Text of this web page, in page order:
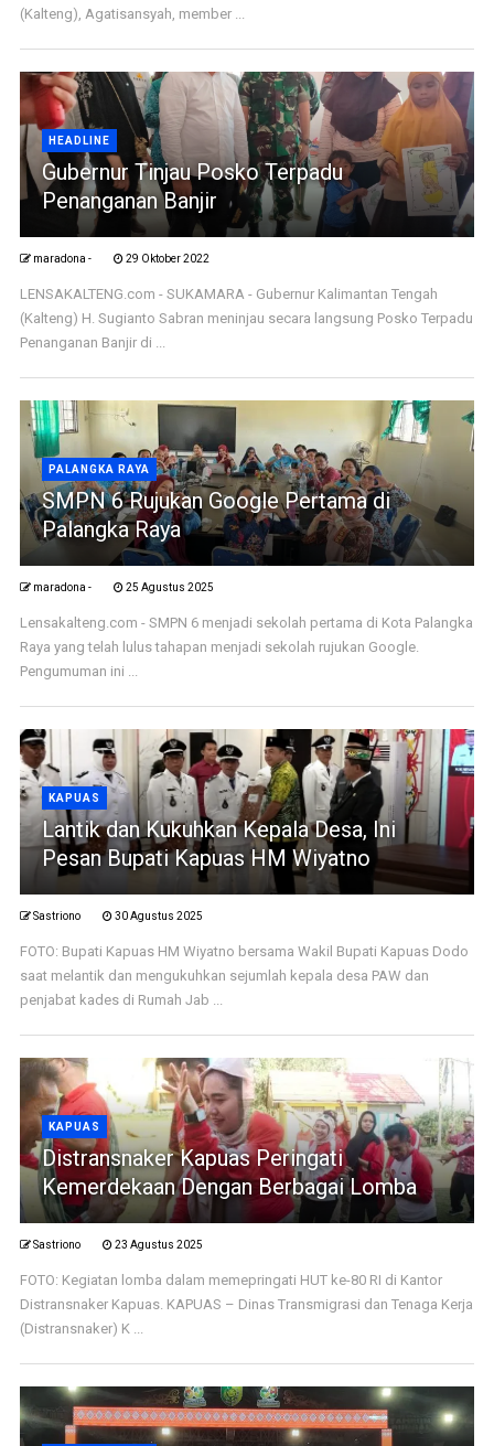
(Kalteng), Agatisansyah, member ...
HEADLINE
Gubernur Tinjau Posko Terpadu
Penanganan Banjir
maradona - 29 Oktober 2022
LENSAKALTENG.com - SUKAMARA - Gubernur Kalimantan Tengah
(Kalteng) H. Sugianto Sabran meninjau secara langsung Posko Terpadu
Penanganan Banjir di ...
PALANGKA RAYA
SMPN 6 Rujukan Google Pertama di
Palangka Raya
maradona - 25 Agustus 2025
Lensakalteng.com - SMPN 6 menjadi sekolah pertama di Kota Palangka
Raya yang telah lulus tahapan menjadi sekolah rujukan Google.
Pengumuman ini ...
KAPUAS
Lantik dan Kukuhkan Kepala Desa, Ini
Pesan Bupati Kapuas HM Wiyatno
Sastriono 30 Agustus 2025
FOTO: Bupati Kapuas HM Wiyatno bersama Wakil Bupati Kapuas Dodo
saat melantik dan mengukuhkan sejumlah kepala desa PAW dan
penjabat kades di Rumah Jab ...
KAPUAS
Distransnaker Kapuas Peringati
Kemerdekaan Dengan Berbagai Lomba
Sastriono 23 Agustus 2025
FOTO: Kegiatan lomba dalam memepringati HUT ke-80 RI di Kantor
Distransnaker Kapuas. KAPUAS – Dinas Transmigrasi dan Tenaga Kerja
(Distransnaker) K ...